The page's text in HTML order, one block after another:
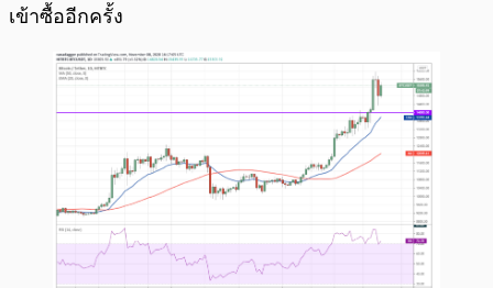
เข้าซื้ออีกครั้ง